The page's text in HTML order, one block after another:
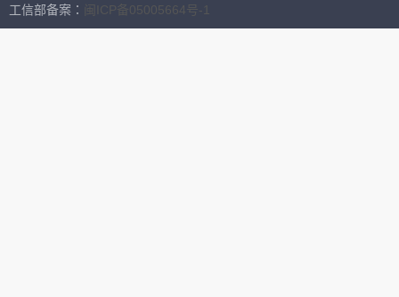
生命科学
工信部备案： 闽ICP备05005664号-1